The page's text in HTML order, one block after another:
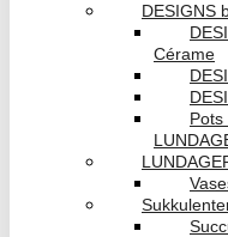
DESIGNS
Cérame